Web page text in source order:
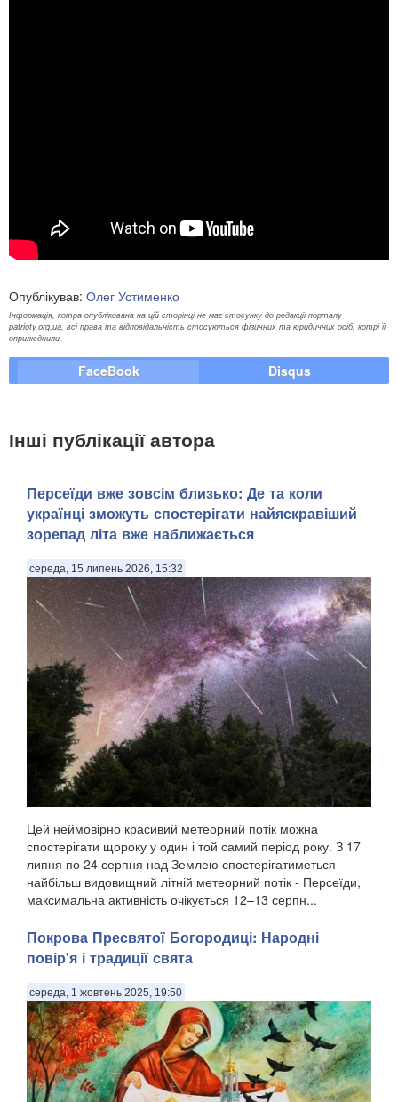
Опублікував: Олег Устименко
Інформація, котра опублікована на цій сторінці не має стосунку до редакції порталу
patrioty.org.ua, всі права та відповідальність стосуються фізичних та юридичних осіб, котрі її
оприлюднили.
FaceBook Disqus
Інші публікації автора
Персеїди вже зовсім близько: Де та коли
українці зможуть спостерігати найяскравіший
зорепад літа вже наближається
середа, 15 липень 2026, 15:32
Цей неймовірно красивий метеорний потік можна
спостерігати щороку у один і той самий період року. З 17
липня по 24 серпня над Землею спостерігатиметься
найбільш видовищний літній метеорний потік - Персеїди,
максимальна активність очікується 12–13 серпн...
Покрова Пресвятої Богородиці: Народні
повір'я і традиції свята
середа, 1 жовтень 2025, 19:50